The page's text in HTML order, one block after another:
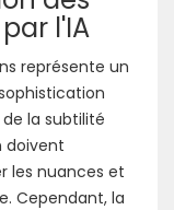
l'IA
représente un
la subtilité
doivent
les nuances et
Cependant, la